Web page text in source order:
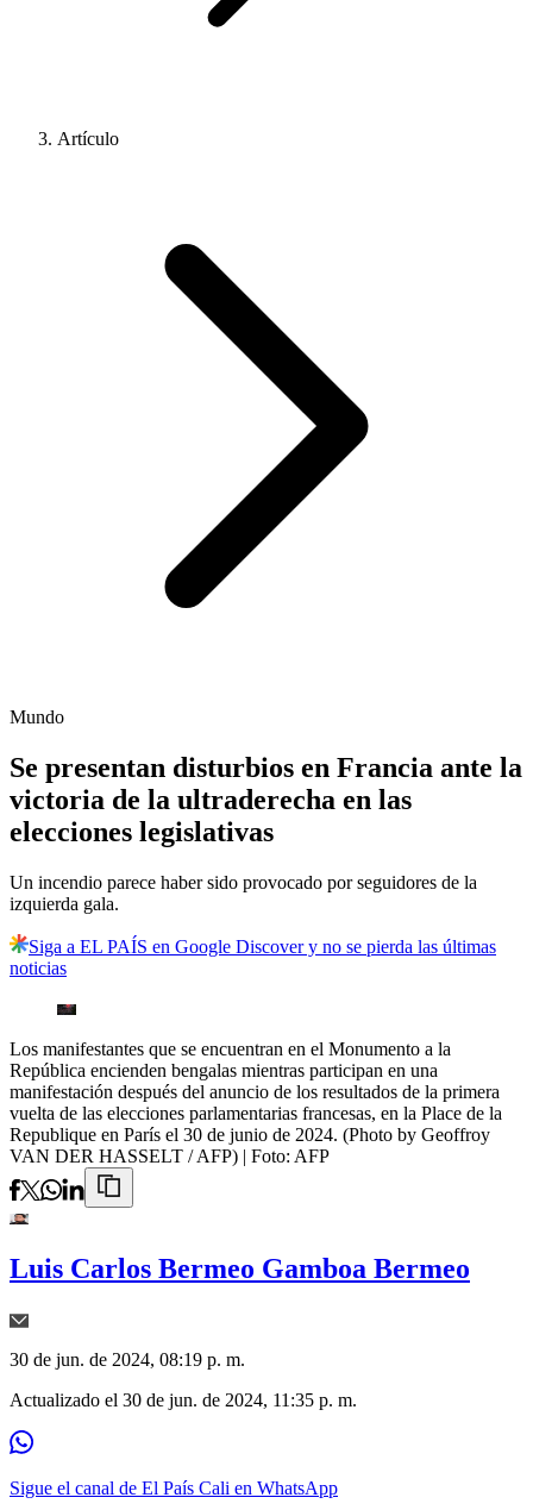
Artículo
Mundo
Se presentan disturbios en Francia ante la
victoria de la ultraderecha en las
elecciones legislativas
Un incendio parece haber sido provocado por seguidores de la
izquierda gala.
Siga a EL PAÍS en Google Discover y no se pierda las últimas
noticias
Los manifestantes que se encuentran en el Monumento a la
República encienden bengalas mientras participan en una
manifestación después del anuncio de los resultados de la primera
vuelta de las elecciones parlamentarias francesas, en la Place de la
Republique en París el 30 de junio de 2024. (Photo by Geoffroy
VAN DER HASSELT / AFP) | Foto: AFP
Luis Carlos Bermeo Gamboa Bermeo
30 de jun. de 2024, 08:19 p. m.
Actualizado el 30 de jun. de 2024, 11:35 p. m.
Sigue el canal de El País Cali en WhatsApp